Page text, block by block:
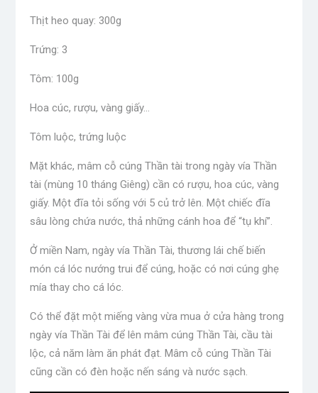
Thịt heo quay: 300g
Trứng: 3
Tôm: 100g
Hoa cúc, rượu, vàng giấy…
Tôm luộc, trứng luộc
Mặt khác, mâm cỗ cúng Thần tài trong ngày vía Thần
tài (mùng 10 tháng Giêng) cần có rượu, hoa cúc, vàng
giấy. Một đĩa tỏi sống với 5 củ trở lên. Một chiếc đĩa
sâu lòng chứa nước, thả những cánh hoa để “tụ khí”.
Ở miền Nam, ngày vía Thần Tài, thương lái chế biến
món cá lóc nướng trui để cúng, hoặc có nơi cúng ghẹ
mía thay cho cá lóc.
Có thể đặt một miếng vàng vừa mua ở cửa hàng trong
ngày vía Thần Tài để lên mâm cúng Thần Tài, cầu tài
lộc, cả năm làm ăn phát đạt. Mâm cỗ cúng Thần Tài
cũng cần có đèn hoặc nến sáng và nước sạch.